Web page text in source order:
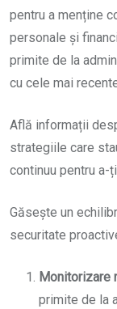
pentru a menține
personale și
primite de la
cu cele mai
Află informații
strategiile care
continuu pentru a-
Găsește un
securitate
Monitorizare
primite de la